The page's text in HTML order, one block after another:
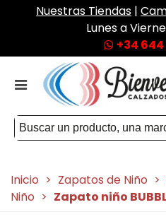
Nuestras Tiendas |
Lunes a
+34 644
Inicio > Zapatos de Niño >
Niño > Zapato niño